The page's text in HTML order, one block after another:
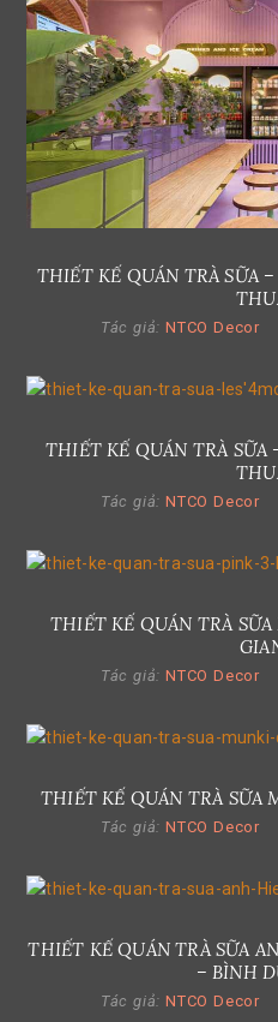
THIẾT KẾ QUÁN TRÀ SỮA
Tác giả: NTCO Decor
THIẾT KẾ QUÁN TRÀ SỮA
Tác giả: NTCO Decor
THIẾT KẾ QUÁN TRÀ
Tác giả: NTCO Decor
THIẾT KẾ QUÁN TRÀ SỮA
Tác giả: NTCO Decor
THIẾT KẾ QUÁN TRÀ SỮA
– BÌNH
Tác giả: NTCO Decor